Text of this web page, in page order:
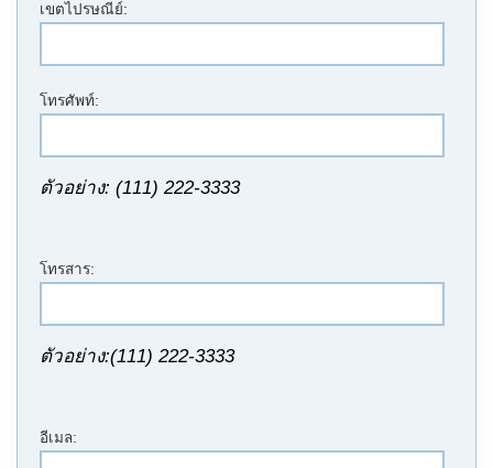
เขตไปรษณีย์:
โทรศัพท์:
ตัวอย่าง: (111) 222-3333
โทรสาร:
ตัวอย่าง:(111) 222-3333
อีเมล: